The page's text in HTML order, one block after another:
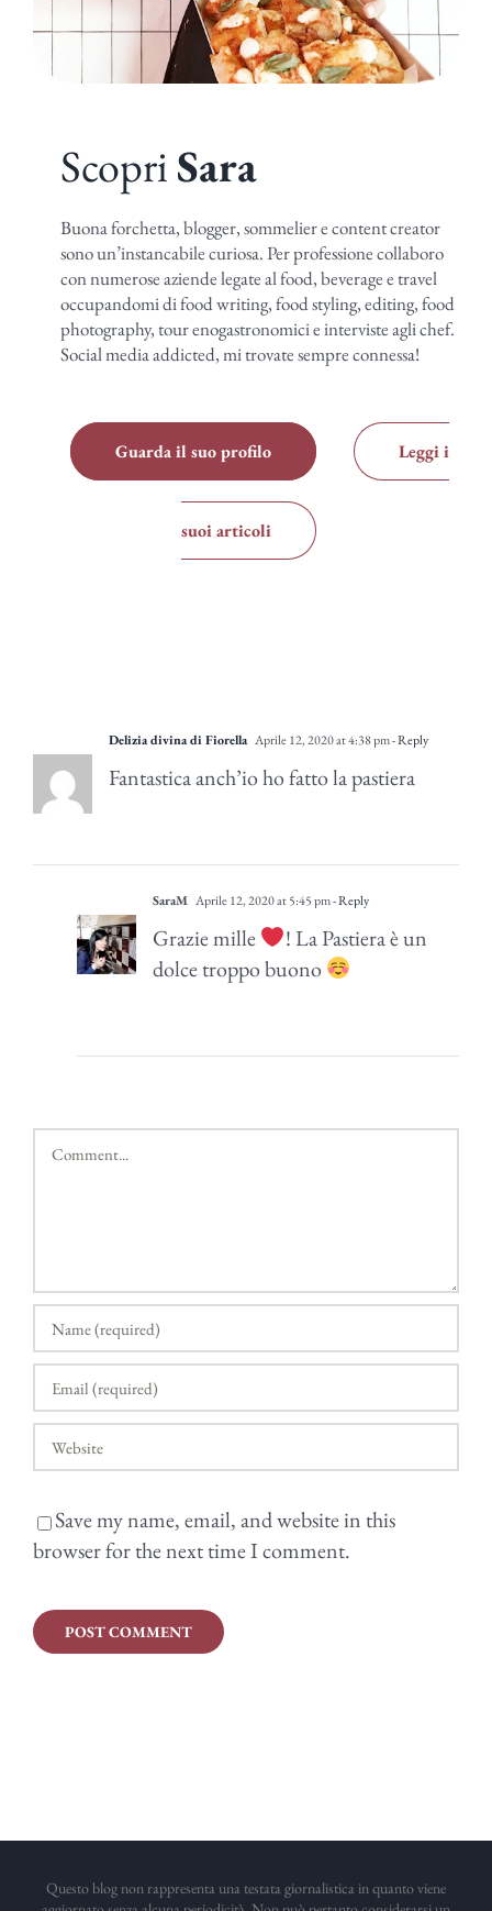
ScopriSara
Buona forchetta, blogger, sommelier e content creator
sono un’instancabile curiosa. Per professione collaboro
con numerose aziende legate al food, beverage e travel
occupandomi di food writing, food styling, editing, food
photography, tour enogastronomici e interviste agli chef.
Social media addicted, mi trovate sempre connessa!
Guarda il suo profilo Leggi i
suoi articoli
Delizia divina di Fiorella Aprile 12, 2020 at 4:38 pm- Reply
Fantastica anch’io ho fatto la pastiera
SaraM Aprile 12, 2020 at 5:45 pm- Reply
Grazie mille
! La Pastiera è un
dolce troppo buono
Comment
Save my name, email, and website in this
browser for the next time I comment.
Questo blog non rappresenta una testata giornalistica in quanto viene